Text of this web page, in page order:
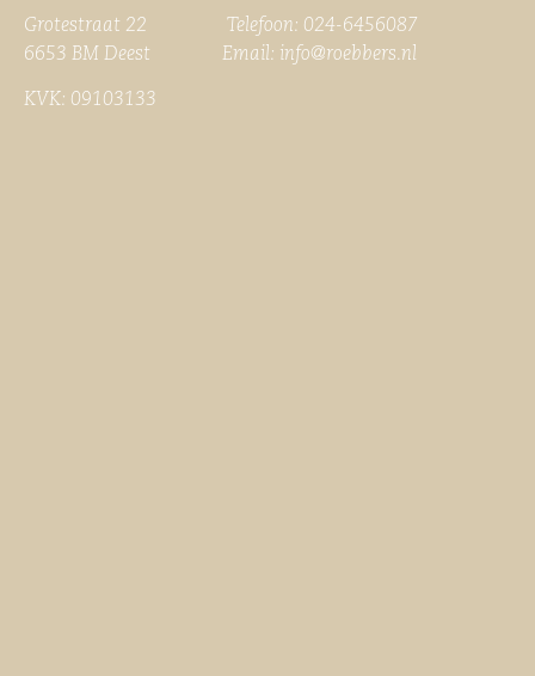
Grotestraat 22 Telefoon: 024-6456087
6653 BM Deest Email: info@roebbers.nl
KVK: 09103133